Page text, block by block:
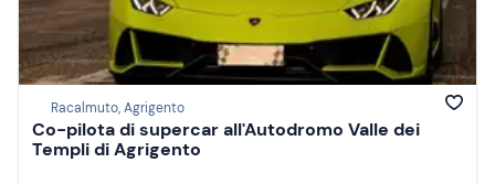
Racalmuto, Agrigento
Co-pilota di supercar all'Autodromo Valle dei
Templi di Agrigento